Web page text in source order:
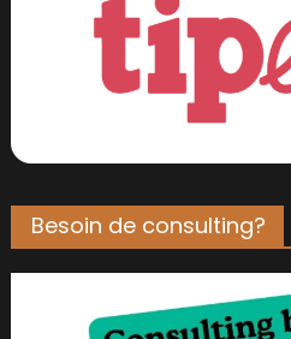
Besoin de consulting?